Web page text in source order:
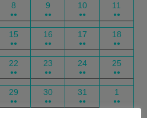
8
●●
9
●●
10
●●
11
●●
15
●●
16
●●
17
●●
18
●●
22
●●
23
●●
24
●●
25
●●
29
●●
30
●●
31
●●
1
●●